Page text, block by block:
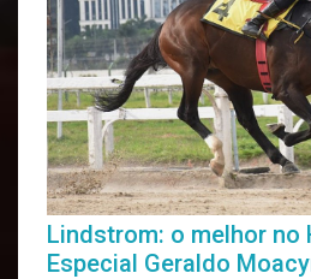
Lindstrom: o melhor no
Especial Geraldo